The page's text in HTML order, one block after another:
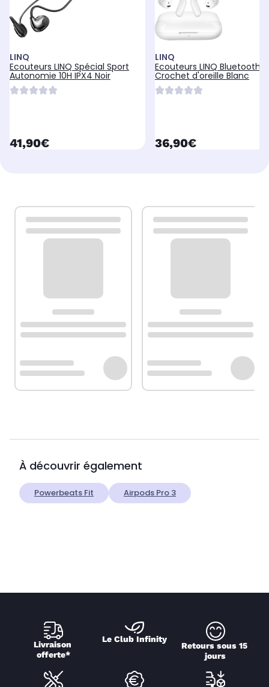
LINQ
Ecouteurs LINQ Spécial Sport
Autonomie 10H IPX4 Noir
currentPrice
41,90€
LINQ
Ecouteurs LINQ Bluetooth à
Crochet d'oreille Blanc
currentPrice
36,90€
À découvrir également
Powerbeats Fit Airpods Pro 3
Livraison
offerte*
Le Club Infinity
Retours sous 15
jours